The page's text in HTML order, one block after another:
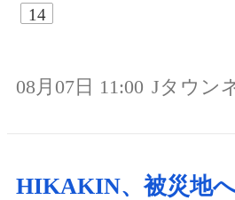
14
08月07日 11:00 Jタウン
HIKAKIN、被災地